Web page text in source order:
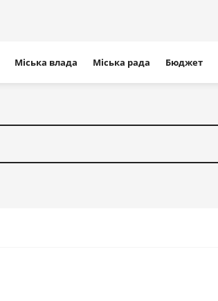
Міська влада Міська рада Бюджет